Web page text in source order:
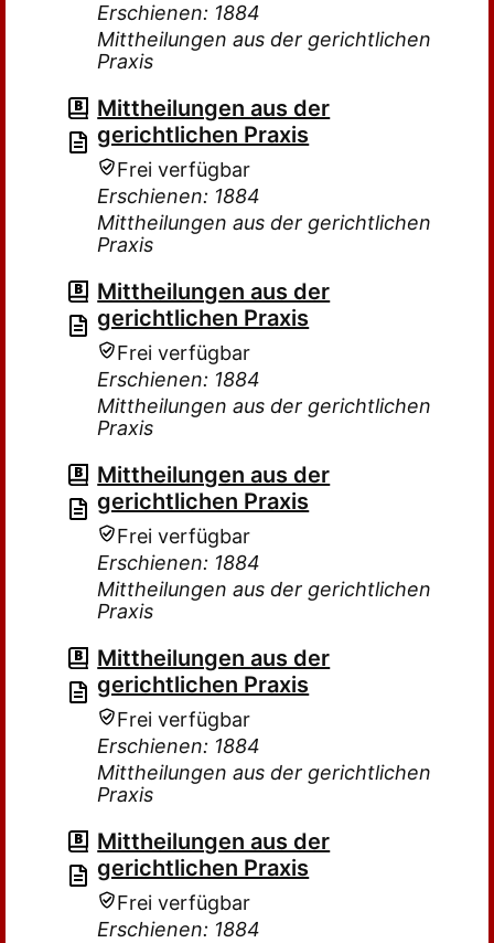
Erschienen: 1884
Mittheilungen aus der gerichtlichen
Praxis
Mittheilungen aus der
gerichtlichen Praxis
Frei verfügbar
Erschienen: 1884
Mittheilungen aus der gerichtlichen
Praxis
Mittheilungen aus der
gerichtlichen Praxis
Frei verfügbar
Erschienen: 1884
Mittheilungen aus der gerichtlichen
Praxis
Mittheilungen aus der
gerichtlichen Praxis
Frei verfügbar
Erschienen: 1884
Mittheilungen aus der gerichtlichen
Praxis
Mittheilungen aus der
gerichtlichen Praxis
Frei verfügbar
Erschienen: 1884
Mittheilungen aus der gerichtlichen
Praxis
Mittheilungen aus der
gerichtlichen Praxis
Frei verfügbar
Erschienen: 1884